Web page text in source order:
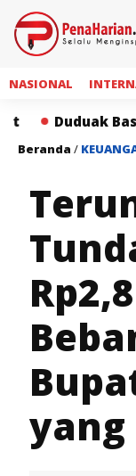
NASIONAL
Basamo
Beranda /
yang